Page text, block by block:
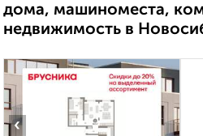
дома, машиноместа,
недвижимость в
‹